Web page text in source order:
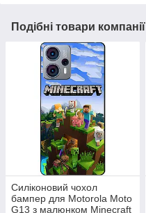
Подібні товари компанії
Силіконовий чохол
бампер для Motorola Moto
G13 з малюнком Minecraft